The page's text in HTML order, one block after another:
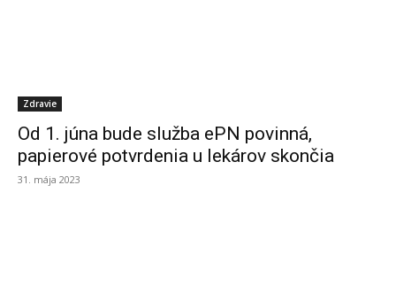
Zdravie
Od 1. júna bude služba ePN povinná,
papierové potvrdenia u lekárov skončia
31. mája 2023